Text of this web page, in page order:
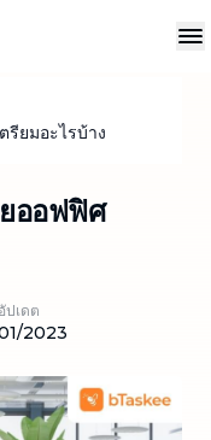
รียมอะไรบ้าง
ออฟฟิศ
ปเดต
2023